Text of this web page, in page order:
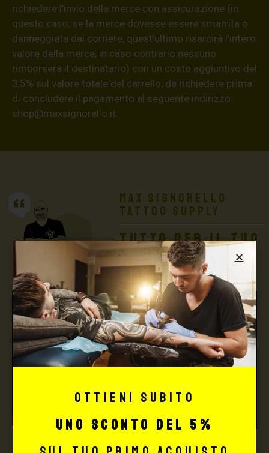
richiedere l’invio della merce con assicurazione (in
questo caso, se la merce dovesse essere smarrita o
danneggiata dal corriere, quest’ultimo risarcirà l’intero
valore della merce, in caso contrario nessuno
rimborserà il destinatario) con un costo aggiuntivo del
3,5% sul valore totale del carrello, da richiedere prima
di concludere il pagamento al seguente indirizzo:
shop@maxsignorello.it
Max Signorello
Tattoo Supply
TUTTO PER IL TUO
TATTOO STUDIO
Ottieni subito
uno sconto del 5%